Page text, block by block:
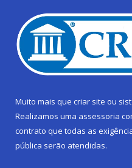
Muito mais que criar site ou
Realizamos uma assessoria
contrato que todas as
pública serão atendidas.